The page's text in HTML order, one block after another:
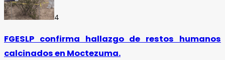
4
FGESLP confirma hallazgo de restos humanos
calcinados en Moctezuma.